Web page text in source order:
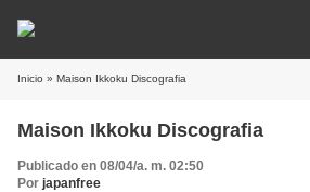
Inicio » Maison Ikkoku Discografia
Maison Ikkoku Discografia
Publicado en 08/04/a. m. 02:50
Por japanfree